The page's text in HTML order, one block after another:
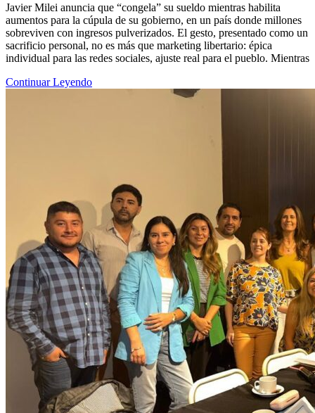
Javier Milei anuncia que “congela” su sueldo mientras habilita
aumentos para la cúpula de su gobierno, en un país donde millones
sobreviven con ingresos pulverizados. El gesto, presentado como un
sacrificio personal, no es más que marketing libertario: épica
individual para las redes sociales, ajuste real para el pueblo. Mientras
Continuar Leyendo